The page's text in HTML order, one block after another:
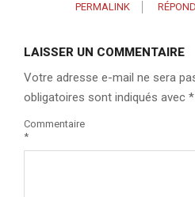
PERMALINK
LAISSER UN COMMENTAIRE
Votre adresse e-mail ne sera
obligatoires sont indiqués avec *
Commentaire
*